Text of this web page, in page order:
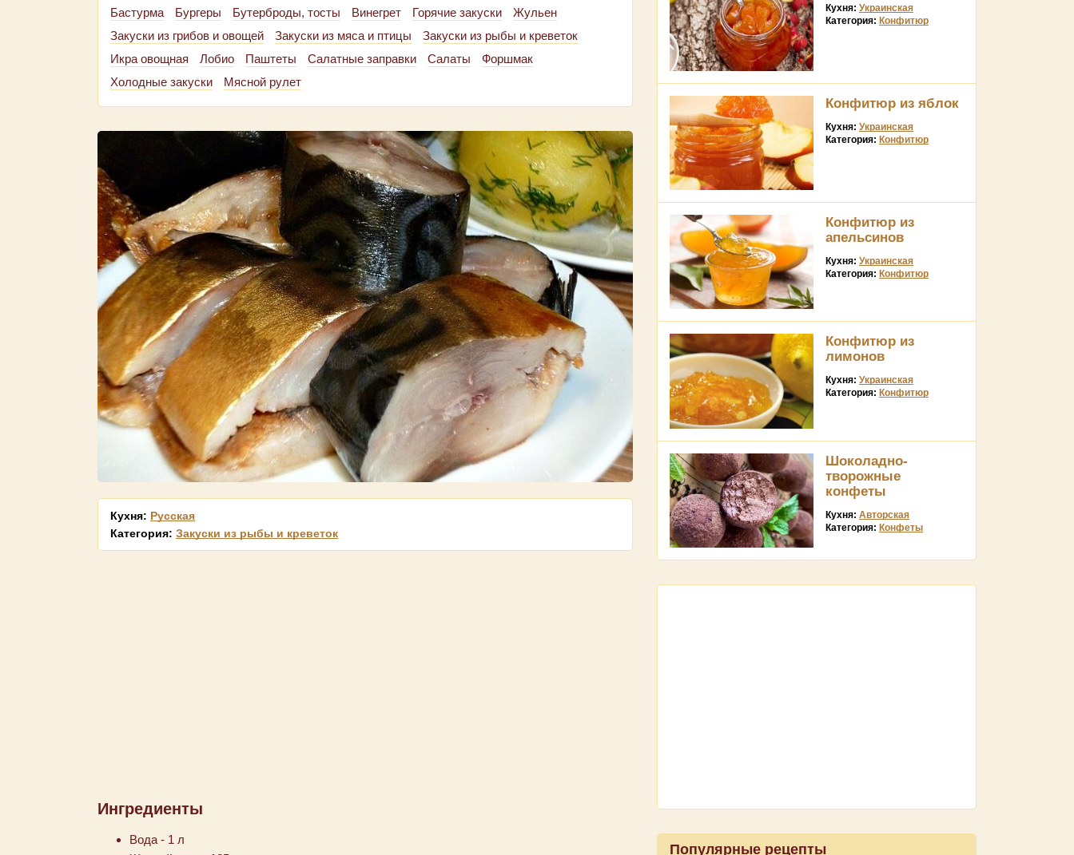
Бастурма
Бургеры Бутерброды, тосты Винегрет Горячие закуски
Жульен
Закуски из грибов и овощей
Закуски из мяса и птицы
Закуски из рыбы и креветок
Икра овощная
Лобио Паштеты Салатные заправки Салаты
Форшмак
Холодные закуски
Мясной рулет
Кухня: Русская
Категория: Закуски из рыбы и креветок
Ингредиенты
Вода - 1 л
Кухня: Украинская
Категория: Конфитюр
Конфитюр из яблок
Кухня: Украинская
Категория: Конфитюр
Конфитюр из
апельсинов
Кухня: Украинская
Категория: Конфитюр
Конфитюр из
лимонов
Кухня: Украинская
Категория: Конфитюр
Шоколадно-
творожные
конфеты
Кухня: Авторская
Категория: Конфеты
Популярные рецепты